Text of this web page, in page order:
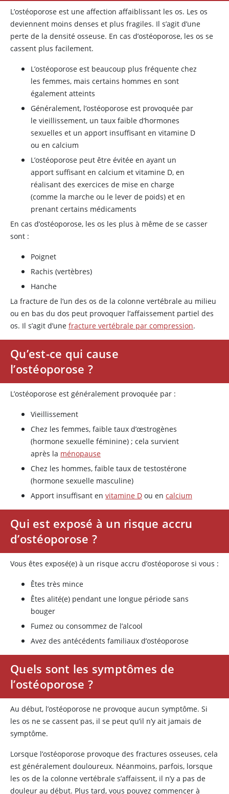
L’ostéoporose est une affection affaiblissant les os. Les os
deviennent moins denses et plus fragiles. Il s’agit d’une
perte de la densité osseuse. En cas d’ostéoporose, les os se
cassent plus facilement.
L’ostéoporose est beaucoup plus fréquente chez
les femmes, mais certains hommes en sont
également atteints
Généralement, l’ostéoporose est provoquée par
le vieillissement, un taux faible d’hormones
sexuelles et un apport insuffisant en vitamine D
ou en calcium
L’ostéoporose peut être évitée en ayant un
apport suffisant en calcium et vitamine D, en
réalisant des exercices de mise en charge
(comme la marche ou le lever de poids) et en
prenant certains médicaments
En cas d’ostéoporose, les os les plus à même de se casser
sont :
Poignet
Rachis (vertèbres)
Hanche
La fracture de l’un des os de la colonne vertébrale au milieu
ou en bas du dos peut provoquer l’affaissement partiel des
os. Il s’agit d’une fracture vertébrale par compression.
Qu’est-ce qui cause
l’ostéoporose ?
L’ostéoporose est généralement provoquée par :
Vieillissement
Chez les femmes, faible taux d’œstrogènes
(hormone sexuelle féminine) ; cela survient
après la ménopause
Chez les hommes, faible taux de testostérone
(hormone sexuelle masculine)
Apport insuffisant en vitamine D ou en calcium
Qui est exposé à un risque accru
d’ostéoporose ?
Vous êtes exposé(e) à un risque accru d’ostéoporose si vous :
Êtes très mince
Êtes alité(e) pendant une longue période sans
bouger
Fumez ou consommez de l’alcool
Avez des antécédents familiaux d’ostéoporose
Quels sont les symptômes de
l’ostéoporose ?
Au début, l’ostéoporose ne provoque aucun symptôme. Si
les os ne se cassent pas, il se peut qu’il n’y ait jamais de
symptôme.
Lorsque l’ostéoporose provoque des fractures osseuses, cela
est généralement douloureux. Néanmoins, parfois, lorsque
les os de la colonne vertébrale s’affaissent, il n’y a pas de
douleur au début. Plus tard, vous pouvez commencer à